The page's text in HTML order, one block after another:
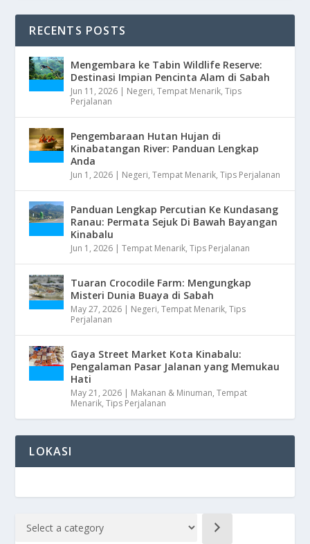
RECENTS POSTS
Mengembara ke Tabin Wildlife Reserve:
Destinasi Impian Pencinta Alam di Sabah
Jun 11, 2026 | Negeri,Tempat Menarik,Tips
Perjalanan
Pengembaraan Hutan Hujan di
Kinabatangan River: Panduan Lengkap
Anda
Jun 1, 2026 | Negeri,Tempat Menarik,Tips Perjalanan
Panduan Lengkap Percutian Ke Kundasang
Ranau: Permata Sejuk Di Bawah Bayangan
Kinabalu
Jun 1, 2026 |Tempat Menarik,Tips Perjalanan
Tuaran Crocodile Farm: Mengungkap
Misteri Dunia Buaya di Sabah
May 27, 2026 | Negeri,Tempat Menarik,Tips
Perjalanan
Gaya Street Market Kota Kinabalu:
Pengalaman Pasar Jalanan yang Memukau
Hati
May 21, 2026 | Makanan & Minuman,Tempat
Menarik,Tips Perjalanan
LOKASI